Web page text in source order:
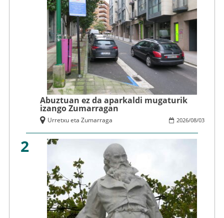
Abuztuan ez da aparkaldi mugaturik
izango Zumarragan
2026/08/03
Urretxu eta Zumarraga
2